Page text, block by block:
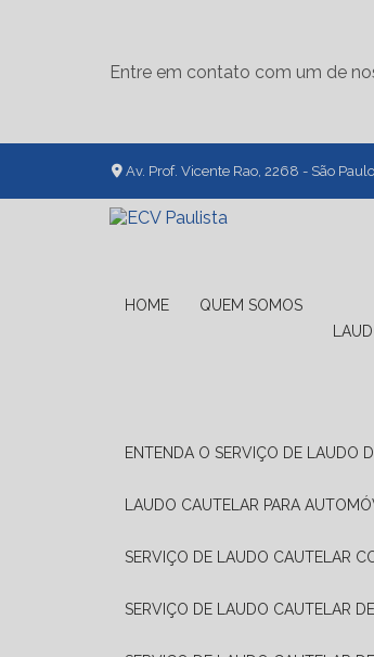
Entre em contato com um de
Av. Prof. Vicente Rao, 2268 - São
HOME QUEM SOMOS
ENTENDA O SERVIÇO DE LAUDO
LAUDO CAUTELAR PARA
SERVIÇO DE LAUDO CAUTELAR
SERVIÇO DE LAUDO CAUTELAR